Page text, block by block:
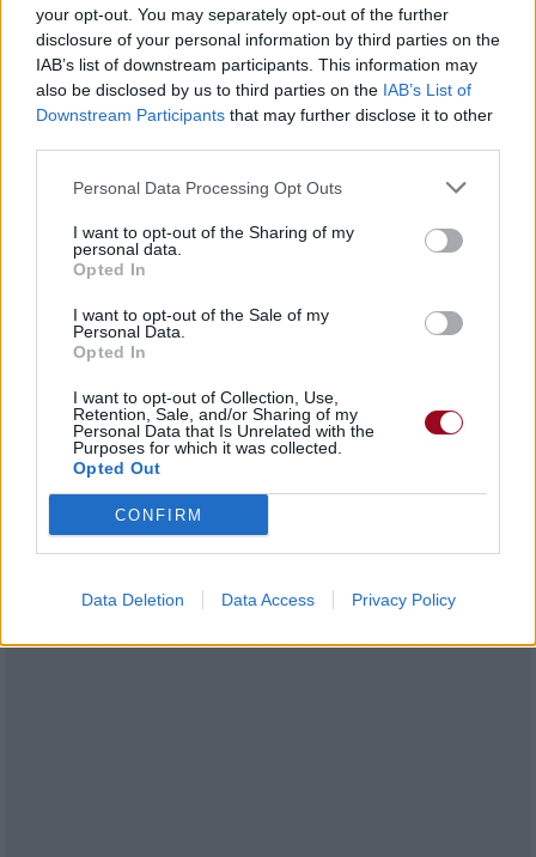
your opt-out. You may separately opt-out of the further
disclosure of your personal information by third parties on the
IAB’s list of downstream participants. This information may
also be disclosed by us to third parties on the IAB’s List of
Downstream Participants that may further disclose it to other
Personal Data Processing Opt Outs
I want to opt-out of the Sharing of my
personal data.
Opted In
I want to opt-out of the Sale of my
Personal Data.
Opted In
I want to opt-out of Collection, Use,
Retention, Sale, and/or Sharing of my
Personal Data that Is Unrelated with the
Purposes for which it was collected.
Opted Out
CONFIRM
Data Deletion Data Access Privacy Policy
From Perdition over Salvation
De la Perdition sur la Sauvegarde
To another side of fate
Vers un autre côté du destin
Clashing on armour plates
From Creation over Damnation
De la Création sur la Damnation
To another page of the tale
Vers une autre page du conte
Our battle cries presaging the story
Notre bataille annonce l'histoire à venir
Of clashings on armour plates
De chocs sur les armures de plates